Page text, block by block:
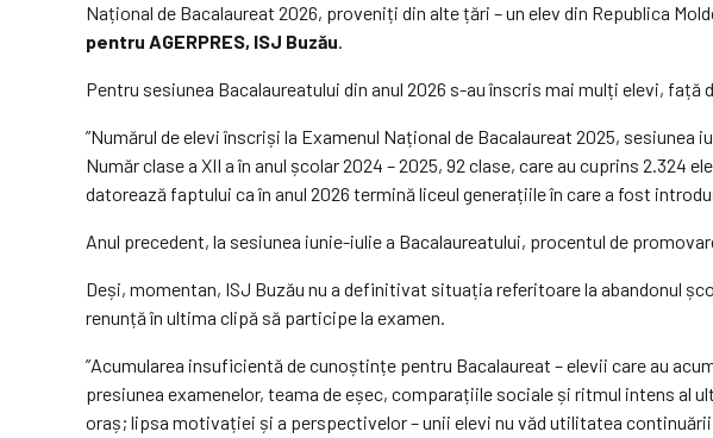
Național de Bacalaureat 2026, proveniți din alte țări – un elev din Republica
pentru AGERPRES, ISJ Buzău.
Pentru sesiunea Bacalaureatului din anul 2026 s-au înscris mai mulți elevi,
”Numărul de elevi înscriși la Examenul Național de Bacalaureat 2025, sesiunea
Număr clase a XII a în anul școlar 2024 – 2025, 92 clase, care au cuprins 2.324
datorează faptului ca în anul 2026 termină liceul generațiile în care a fost
Anul precedent, la sesiunea iunie-iulie a Bacalaureatului, procentul de
Deși, momentan, ISJ Buzău nu a definitivat situația referitoare la abandonul
renunță în ultima clipă să participe la examen.
”Acumularea insuficientă de cunoștințe pentru Bacalaureat – elevii care au
presiunea examenelor, teama de eșec, comparațiile sociale și ritmul intens al
oraș; lipsa motivației și a perspectivelor – unii elevi nu văd utilitatea